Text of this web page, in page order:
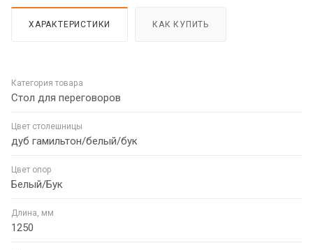
ХАРАКТЕРИСТИКИ КАК КУПИТЬ
Категория товара
Стол для переговоров
Цвет столешницы
дуб гамильтон/белый/бук
Цвет опор
Белый/Бук
Длина, мм
1250